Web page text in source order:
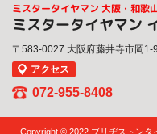
ミスタータイヤマン 大阪・和歌
ミスタータイヤマン
〒583-0027 大阪府藤井寺市岡1-
アクセス
072-955-8408
Copyright © 2022 ブリヂストンタ